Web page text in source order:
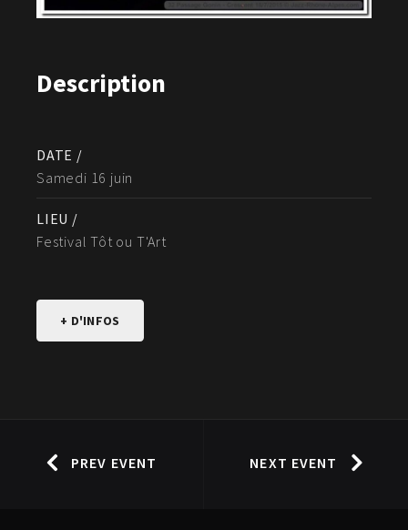
Description
DATE /
Samedi 16 juin
LIEU /
Festival Tôt ou T'Art
+ D'INFOS
PREV EVENT NEXT EVENT